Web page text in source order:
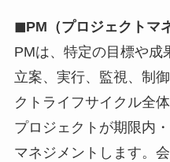
◼︎PM（プロジェクトマ
PMは、特定の目標や成
立案、実行、監視、制
クトライフサイクル全
プロジェクトが期限内
マネジメントします。